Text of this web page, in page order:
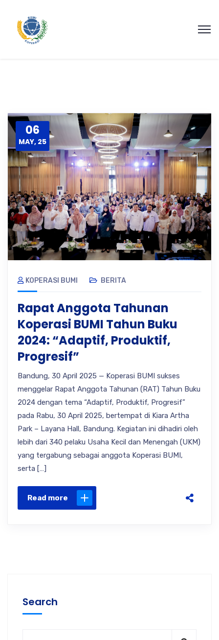
06
MAY, 25
KOPERASI BUMI BERITA
Rapat Anggota Tahunan
Koperasi BUMI Tahun Buku
2024: “Adaptif, Produktif,
Progresif”
Bandung, 30 April 2025 — Koperasi BUMI sukses
menggelar Rapat Anggota Tahunan (RAT) Tahun Buku
2024 dengan tema “Adaptif, Produktif, Progresif”
pada Rabu, 30 April 2025, bertempat di Kiara Artha
Park – Layana Hall, Bandung. Kegiatan ini dihadiri oleh
lebih dari 340 pelaku Usaha Kecil dan Menengah (UKM)
yang tergabung sebagai anggota Koperasi BUMI,
serta […]
Read more
Search